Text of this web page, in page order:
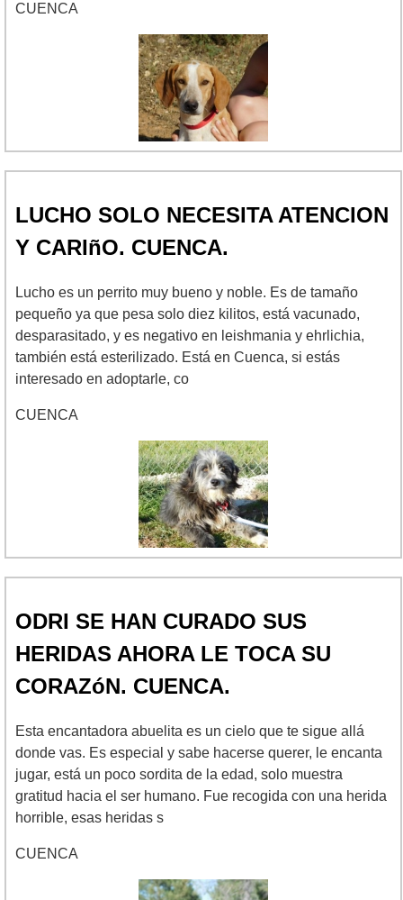
CUENCA
LUCHO SOLO NECESITA ATENCION
Y CARIñO. CUENCA.
Lucho es un perrito muy bueno y noble. Es de tamaño
pequeño ya que pesa solo diez kilitos, está vacunado,
desparasitado, y es negativo en leishmania y ehrlichia,
también está esterilizado. Está en Cuenca, si estás
interesado en adoptarle, co
CUENCA
ODRI SE HAN CURADO SUS
HERIDAS AHORA LE TOCA SU
CORAZóN. CUENCA.
Esta encantadora abuelita es un cielo que te sigue allá
donde vas. Es especial y sabe hacerse querer, le encanta
jugar, está un poco sordita de la edad, solo muestra
gratitud hacia el ser humano. Fue recogida con una herida
horrible, esas heridas s
CUENCA